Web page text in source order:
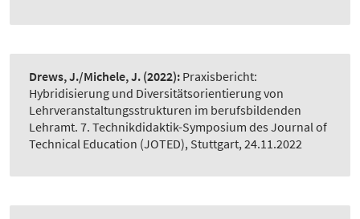
Drews, J./Michele, J. (2022): Praxisbericht:
Hybridisierung und Diversitätsorientierung von
Lehrveranstaltungsstrukturen im berufsbildenden
Lehramt. 7. Technikdidaktik-Symposium des Journal of
Technical Education (JOTED), Stuttgart, 24.11.2022